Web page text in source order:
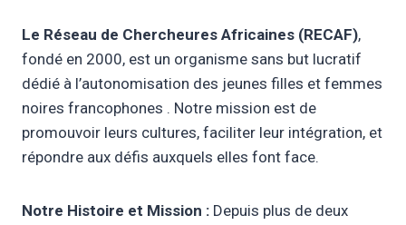
Le Réseau de Chercheures Africaines (RECAF),
fondé en 2000, est un organisme sans but lucratif
dédié à l’autonomisation des jeunes filles et femmes
noires francophones . Notre mission est de
promouvoir leurs cultures, faciliter leur intégration, et
répondre aux défis auxquels elles font face.
Notre Histoire et Mission : Depuis plus de deux